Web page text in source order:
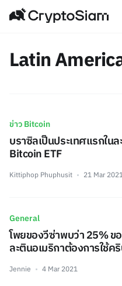
Latin
ข่าว Bitcoin
บราซิลเป็นประเทศแรกใน
Bitcoin ETF
Kittiphop Phuphusit 21 Mar
General
โพยของวีซ่าพบว่า 25% ข
ละตินอเมริกาต้องการใช้ค
Jennie 4 Mar 2021